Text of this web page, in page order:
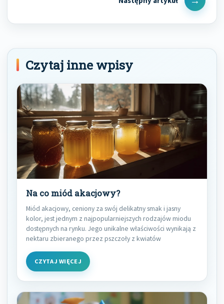
Next
Post
Czytaj inne wpisy
Na co miód akacjowy?
Miód akacjowy, ceniony za swój delikatny smak i jasny
kolor, jest jednym z najpopularniejszych rodzajów miodu
dostępnych na rynku. Jego unikalne właściwości wynikają z
nektaru zbieranego przez pszczoły z kwiatów
CZYTAJ WIĘCEJ